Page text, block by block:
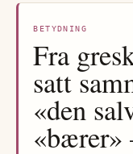
BETYDNING
Fra
satt
«den